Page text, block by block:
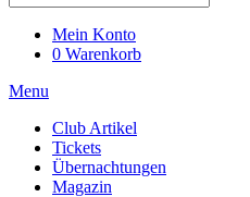
Mein Konto
0 Warenkorb
Menu
Club Artikel
Tickets
Übernachtungen
Magazin